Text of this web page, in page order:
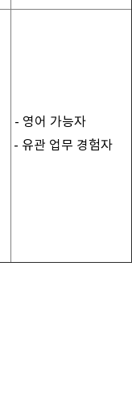
- 영어 가능자
- 유관 업무 경험자